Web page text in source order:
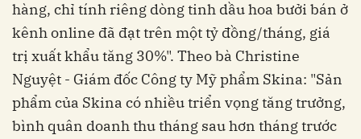
hàng, chỉ tính riêng dòng tinh dầu hoa bưởi bán ở
kênh online đã đạt trên một tỷ đồng/tháng, giá
trị xuất khẩu tăng 30%". Theo bà Christine
Nguyệt - Giám đốc Công ty Mỹ phẩm Skina: "Sản
phẩm của Skina có nhiều triển vọng tăng trưởng,
bình quân doanh thu tháng sau hơn tháng trước